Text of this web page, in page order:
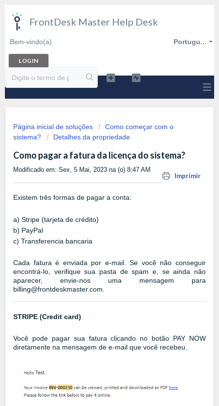
FrontDesk Master Help Desk
Portugu...
Bem-vindo(a)
LOGIN
Página inicial de soluções
Como começar com o
sistema?
Detalhes da propriedade
Como pagar a fatura da licença do sistema?
Imprimir
Modificado em: Sex, 5 Mai, 2023 na (o) 8:47 AM
Existem três formas de pagar a conta:
a) Stripe (tarjeta de crédito)
b) PayPal
c) Transferencia bancaria
Cada fatura é enviada por e-mail. Se você não conseguir
encontrá-lo, verifique sua pasta de spam e, se ainda não
aparecer, envie-nos uma mensagem para
billing@frontdeskmaster.com.
STRIPE (Credit card)
Você pode pagar sua fatura clicando no botão PAY NOW
diretamente na mensagem de e-mail que você recebeu.